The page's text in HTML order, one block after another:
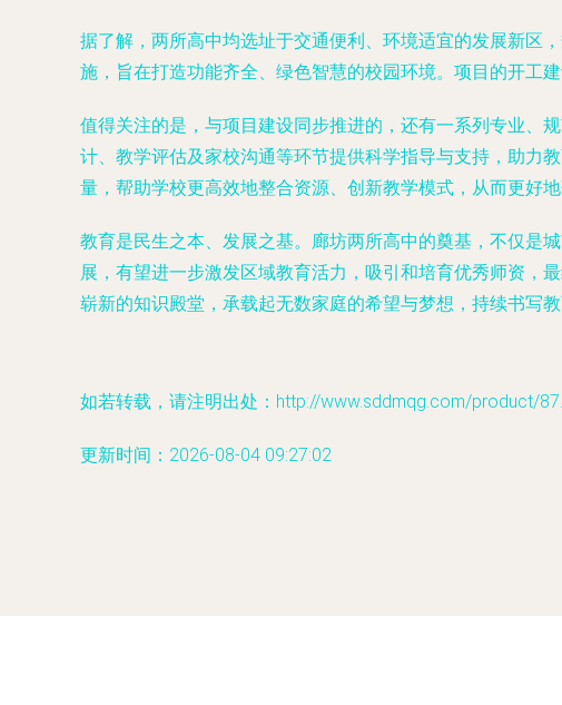
据了解，两所高中均选址于交通便利、环境适宜的发展新区
施，旨在打造功能齐全、绿色智慧的校园环境。项目的开工
值得关注的是，与项目建设同步推进的，还有一系列专业、
计、教学评估及家校沟通等环节提供科学指导与支持，助力
量，帮助学校更高效地整合资源、创新教学模式，从而更好地
教育是民生之本、发展之基。廊坊两所高中的奠基，不仅是
展，有望进一步激发区域教育活力，吸引和培育优秀师资，
崭新的知识殿堂，承载起无数家庭的希望与梦想，持续书写教
如若转载，请注明出处：http://www.sddmqg.com/product/
更新时间：2026-08-04 09:27:02